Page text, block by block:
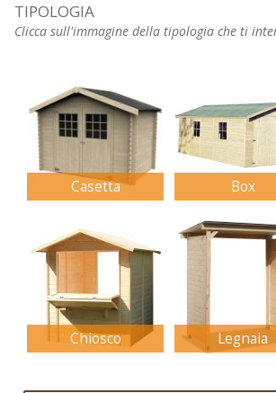
TIPOLOGIA
Clicca sull'immagine della tipologia che ti
Casetta Box
Chiosco Legnaia